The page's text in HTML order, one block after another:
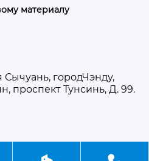
материалу
городЧэнду,
проспект Тунсинь, Д. 99.